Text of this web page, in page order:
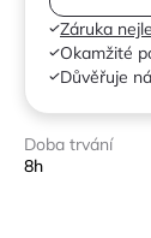
Záruka
Okamžité
Důvěřuje
Doba trvání
8h